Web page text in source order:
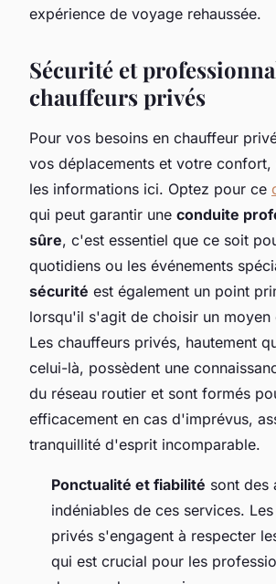
expérience de voyage rehaussée.
Sécurité et
chauffeurs privés
Pour vos besoins en chauffeur
vos déplacements et votre
les informations ici. Optez pour ce
qui peut garantir une conduite
sûre, c'est essentiel que ce soit
quotidiens ou les événements
sécurité est également un point
lorsqu'il s'agit de choisir un moyen
Les chauffeurs privés, hautement
celui-là, possèdent une
du réseau routier et sont formés
efficacement en cas d'imprévus,
tranquillité d'esprit incomparable.
Ponctualité et fiabilité sont des
indéniables de ces services.
privés s'engagent à respecter
qui est crucial pour les